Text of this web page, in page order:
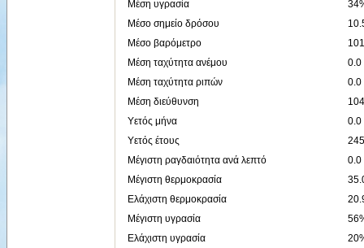
Μέση υγρασία
Μέσο σημείο δρόσου
Μέσο βαρόμετρο
Μέση ταχύτητα ανέμου
0.0
Μέση ταχύτητα ριπών
0.0
Μέση διεύθυνση
Υετός μήνα
0.0
Υετός έτους
Μέγιστη ραγδαιότητα ανά λεπτό
0.0
Μέγιστη θερμοκρασία
Ελάχιστη θερμοκρασία
Μέγιστη υγρασία
Ελάχιστη υγρασία